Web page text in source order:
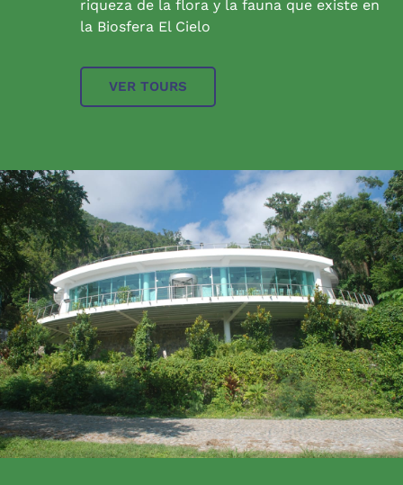
riqueza de la flora y la fauna que existe en
la Biosfera El Cielo
VER TOURS